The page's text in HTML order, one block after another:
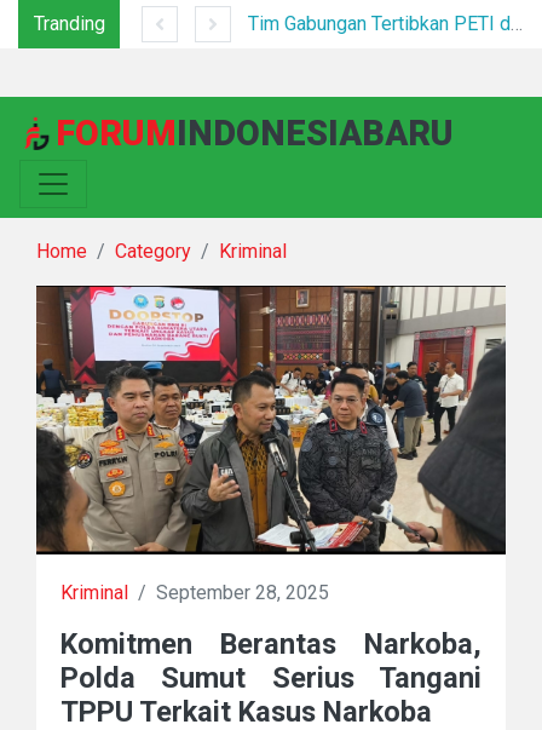
Tranding Tim Gabungan Tertibkan PETI di Pegagan Hilir, 47 Camp Hingga Mesin Dimusnahkan
FORUMINDONESIABARU
Home Category Kriminal
Kriminal / September 28, 2025
Komitmen Berantas Narkoba,
Polda Sumut Serius Tangani
TPPU Terkait Kasus Narkoba